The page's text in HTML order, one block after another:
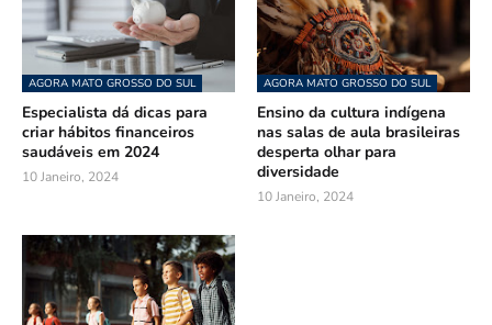
AGORA MATO GROSSO DO SUL
Especialista dá dicas para
criar hábitos financeiros
saudáveis em 2024
10 Janeiro, 2024
AGORA MATO GROSSO DO SUL
Ensino da cultura indígena
nas salas de aula brasileiras
desperta olhar para
diversidade
10 Janeiro, 2024